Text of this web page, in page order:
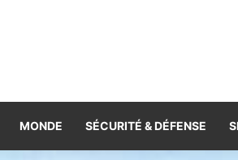
MONDE SÉCURITÉ & DÉFENSE